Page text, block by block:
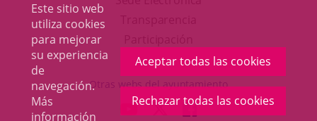
Este sitio web
utiliza cookies
para mejorar
su experiencia
de
navegación.
Más
información
Aceptar todas las cookies
Rechazar todas las cookies
en
una
ventana
nueva.
aplicación
externa.
Otras webs del ayuntamiento
ENLACEENLACEENLACE